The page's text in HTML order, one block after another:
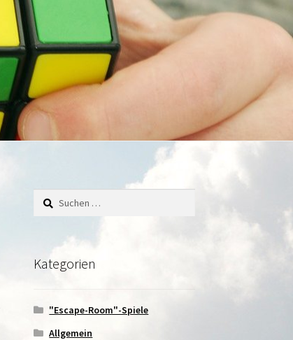
Suchen
nach:
Kategorien
"Escape-Room"-Spiele
Allgemein